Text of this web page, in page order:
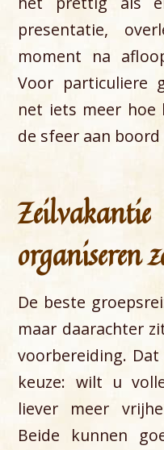
presentatie,
moment na
Voor particuliere
net iets meer hoe
de sfeer aan
organiseren
De beste
maar daarachter
voorbereiding.
keuze: wilt u
liever meer
Beide kunnen